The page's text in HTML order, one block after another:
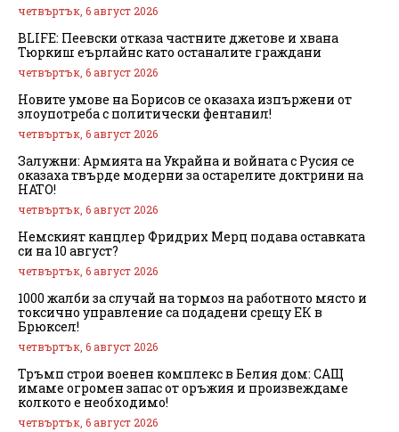
четвъртък, 6 август 2026
BLIFE: Пеевски отказа частните джетове и хвана
Тюркиш еърлайнс като останалите граждани
четвъртък, 6 август 2026
Новите умове на Борисов се оказаха изпържени от
злоупотреба с политически фентанил!
четвъртък, 6 август 2026
Залужни: Армията на Украйна и войната с Русия се
оказаха твърде модерни за остарелите доктрини на
НАТО!
четвъртък, 6 август 2026
Немският канцлер Фридрих Мерц подава оставката
си на 10 август?
четвъртък, 6 август 2026
1000 жалби за случай на тормоз на работното място и
токсично управление са подадени срещу ЕК в
Брюксел!
четвъртък, 6 август 2026
Тръмп строи военен комплекс в Белия дом: САЩ
имаме огромен запас от оръжия и произвеждаме
колкото е необходимо!
четвъртък, 6 август 2026